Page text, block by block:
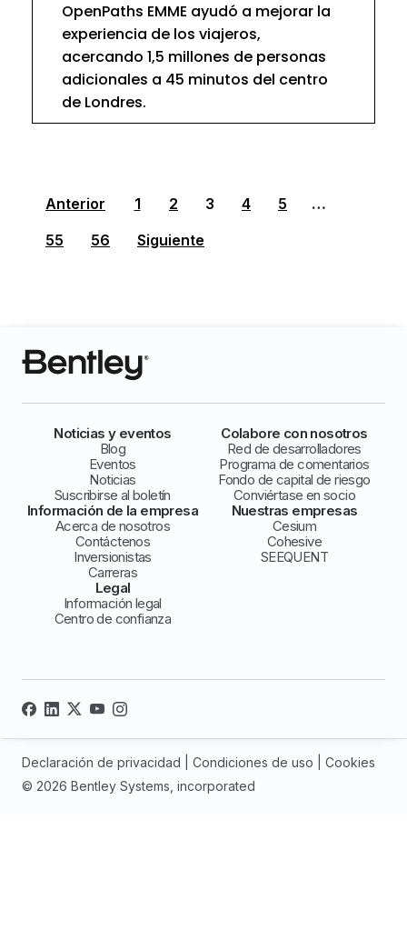
OpenPaths EMME ayudó a mejorar la
experiencia de los viajeros,
acercando 1,5 millones de personas
adicionales a 45 minutos del centro
de Londres.
Anterior 1 2 3 4 5
…
55
56 Siguiente
Noticias y eventos
Blog
Eventos
Noticias
Suscribirse al boletín
Colabore con nosotros
Red de desarrolladores
Programa de comentarios
Fondo de capital de riesgo
Conviértase en socio
Información de la empresa
Acerca de nosotros
Contáctenos
Inversionistas
Carreras
Nuestras empresas
Cesium
Cohesive
SEEQUENT
Legal
Información legal
Centro de confianza
© 2026 Bentley Systems, incorporated
Declaración de privacidad Condiciones de uso Cookies